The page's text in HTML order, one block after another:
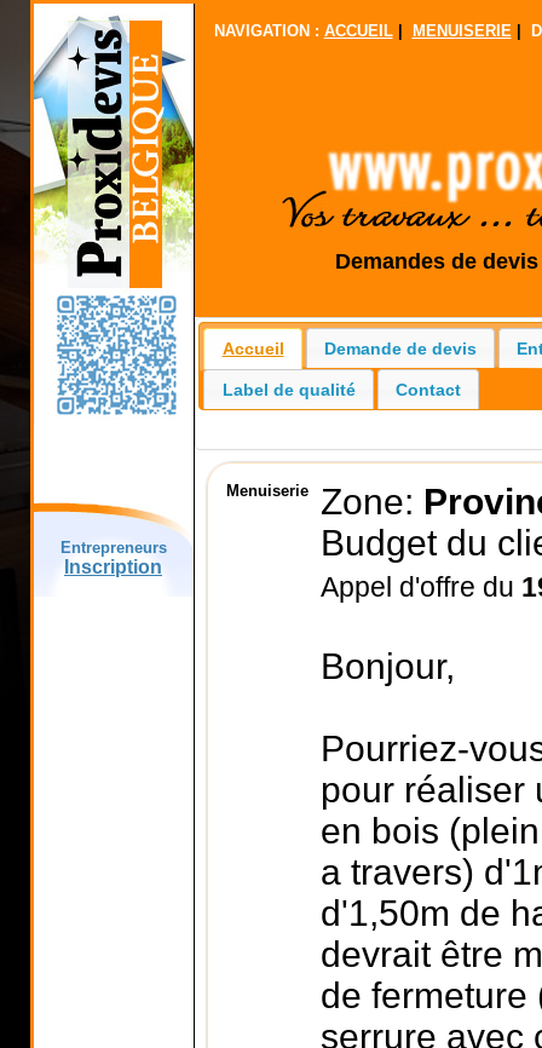
Entrepreneurs
Inscription
NAVIGATION : ACCUEIL| MENUISERIE|
Demandes de
Accueil Demande de devis
Label de qualité Contact
Menuiserie Zone:
Budget du
Appel d'offre du
Bonjour,
Pourriez-
pour réaliser
en bois
a travers)
d'1,50m de
devrait être
de fermeture
serrure avec